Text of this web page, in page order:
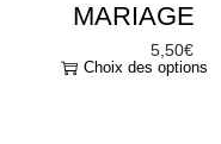
MARIAGE
5,50€
Choix des options